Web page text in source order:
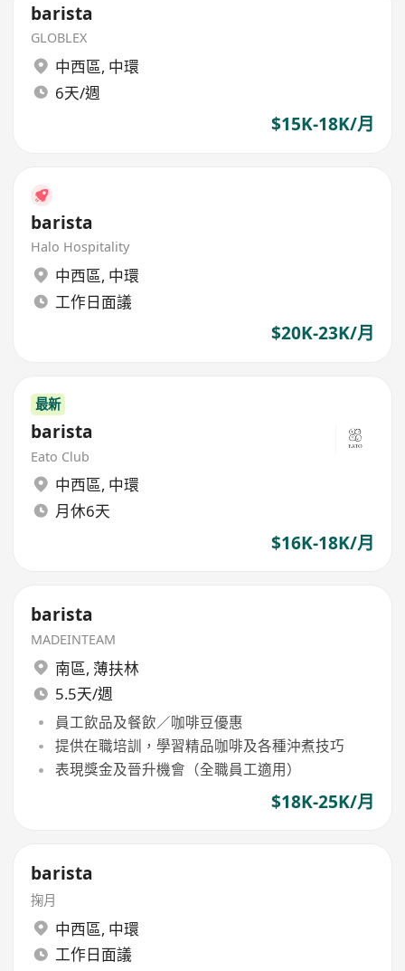
barista
GLOBLEX
中西區, 中環
6天/週
$15K-18K/月
barista
Halo Hospitality
中西區, 中環
工作日面議
$20K-23K/月
最新
barista
Eato Club
中西區, 中環
月休6天
$16K-18K/月
barista
MADEINTEAM
南區, 薄扶林
5.5天/週
員工飲品及餐飲／咖啡豆優惠
提供在職培訓，學習精品咖啡及各種沖煮技巧
表現獎金及晉升機會（全職員工適用）
$18K-25K/月
barista
掬月
中西區, 中環
工作日面議